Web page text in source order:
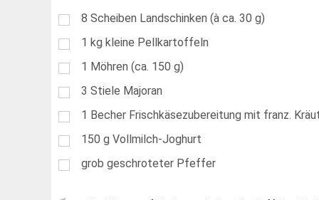
8 Scheiben Landschinken (à ca. 30 g)
1 kg kleine Pellkartoffeln
1 Möhren (ca. 150 g)
3 Stiele Majoran
1 Becher Frischkäsezubereitung mit franz.
150 g Vollmilch-Joghurt
grob geschroteter Pfeffer